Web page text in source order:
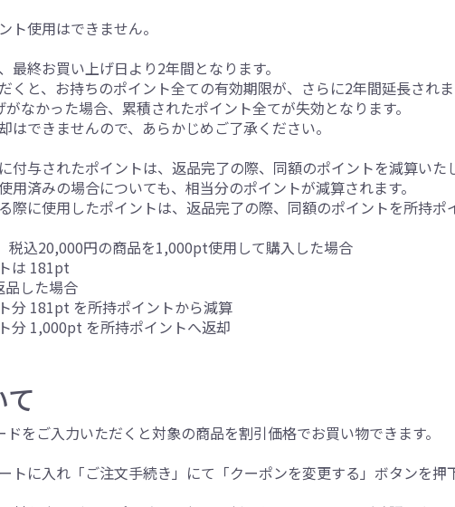
ト使用はできません。
最終お買い上げ日より2年間となります。
くと、お持ちのポイント全ての有効期限が、さらに2年間延長されま
なかった場合、累積されたポイント全てが失効となります。
はできませんので、あらかじめご了承ください。
付与されたポイントは、返品完了の際、同額のポイントを減算いた
用済みの場合についても、相当分のポイントが減算されます。
際に使用したポイントは、返品完了の際、同額のポイントを所持ポ
税込20,000円の商品を1,000pt使用して購入した場合
は 181pt
品した場合
分 181pt を所持ポイントから減算
分 1,000pt を所持ポイントへ返却
をご入力いただくと対象の商品を割引価格でお買い物できます。
トに入れ「ご注文手続き」にて「クーポンを変更する」ボタンを押